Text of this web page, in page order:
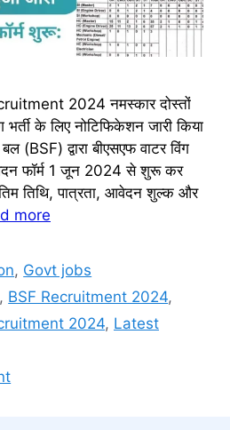
2024 नमस्कार दोस्तों
भर्ती के लिए नोटिफिकेशन जारी किया
(BSF) द्वारा बीएसएफ वाटर विंग
फॉर्म 1 जून 2024 से शुरू कर
तिथि, पात्रता, आवेदन शुल्क और
more
, Govt jobs
, BSF Recruitment 2024,
2024, Latest